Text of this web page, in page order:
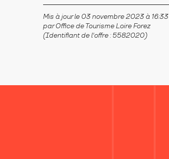
Mis à jour le 03 novembre 2023 à 16:33
par Office de Tourisme Loire Forez
(Identifiant de l'offre : 5582020)